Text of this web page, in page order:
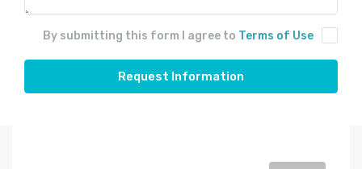
By submitting this form I agree to Terms of Use
Request Information